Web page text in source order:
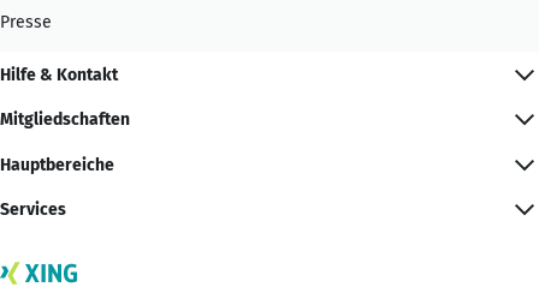
Presse
Hilfe & Kontakt
Mitgliedschaften
Hauptbereiche
Services